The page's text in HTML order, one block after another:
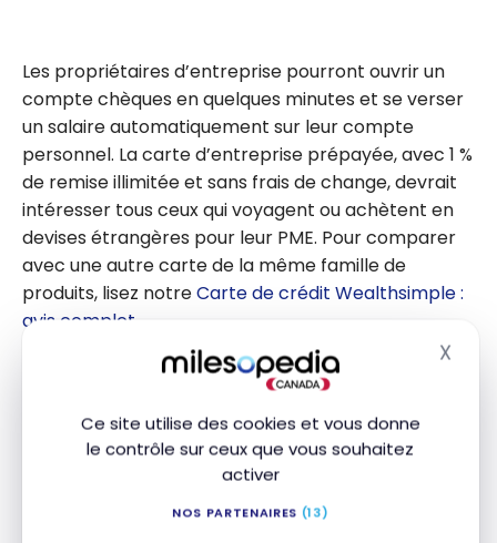
Ce site utilise des cookies et vous donne
le contrôle sur ceux que vous souhaitez
activer
NOS PARTENAIRES (13)
X
Les propriétaires d’entreprise pourront ouvrir un
compte chèques en quelques minutes et se verser
un salaire automatiquement sur leur compte
personnel. La carte d’entreprise prépayée, avec 1 %
de remise illimitée et sans frais de change, devrait
intéresser tous ceux qui voyagent ou achètent en
devises étrangères pour leur PME. Pour comparer
avec une autre carte de la même famille de
produits, lisez notreCarte de crédit Wealthsimple :
avis complet
Les autres nouveautés bancaires
Wealthsimpleen a profité pour combler quelques
lacunes de son offre de tous les jours. Trois
nouveautés méritent d’être mentionnées, car elles